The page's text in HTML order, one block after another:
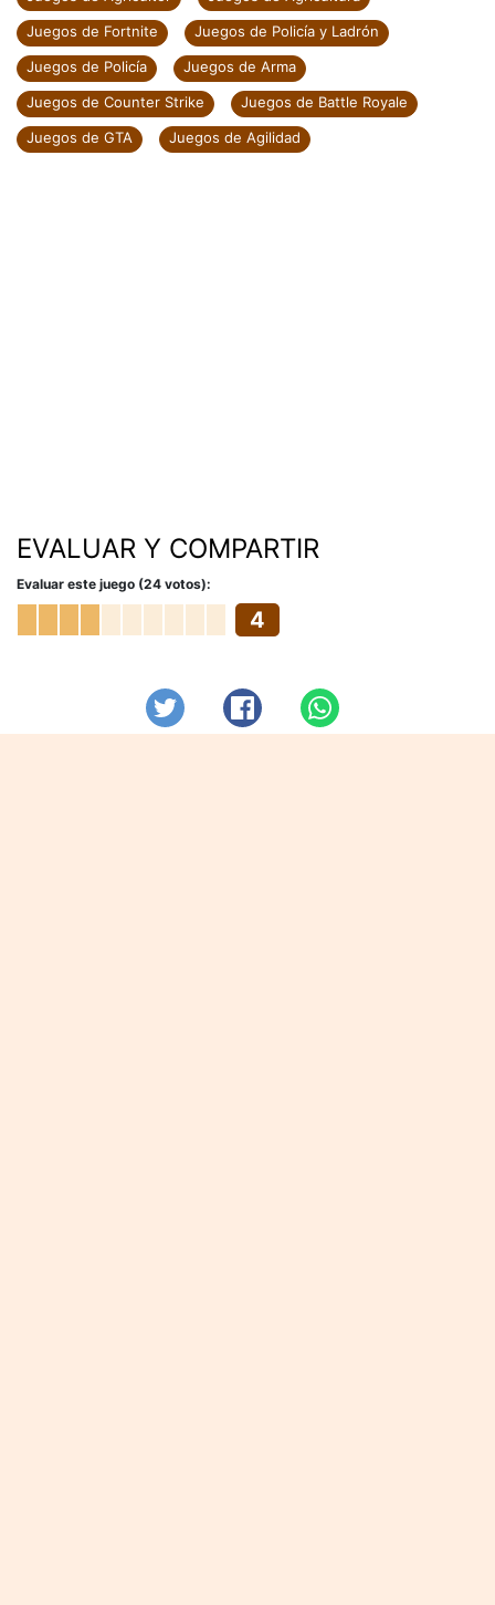
Juegos de Fortnite
Juegos de Policía y Ladrón
Juegos de Policía
Juegos de Arma
Juegos de Counter Strike
Juegos de Battle Royale
Juegos de GTA
Juegos de Agilidad
EVALUAR Y COMPARTIR
Evaluar este juego (24 votos):
4